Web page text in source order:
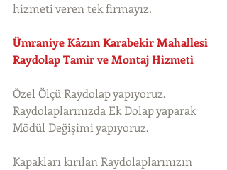
hizmeti veren tek firmayız.
Ümraniye Kâzım Karabekir Mahallesi
Raydolap Tamir ve Montaj Hizmeti
Özel Ölçü Raydolap yapıyoruz.
Raydolaplarınızda Ek Dolap yaparak
Mödül Değişimi yapıyoruz.
Kapakları kırılan Raydolaplarınızın